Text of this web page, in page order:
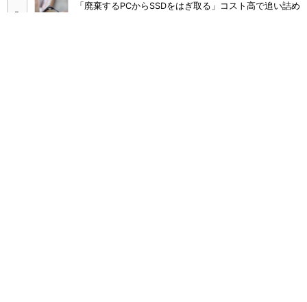
「廃棄するPCからSSDをはぎ取る」コスト高で追い詰め